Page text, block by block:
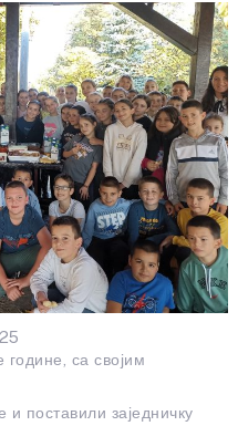
са својим
поставили заједничку